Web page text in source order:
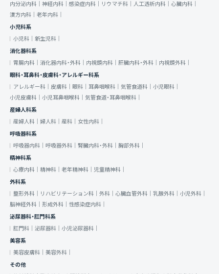
内分泌内科｜ 神経内科｜ 感染症内科｜ リウマチ科｜ 人工透析内科｜ 心臓内科｜
漢方内科｜ 老年内科｜
小児科系
小児科｜ 新生児科｜
消化器科系
胃腸内科｜ 消化器内科・外科｜ 内視鏡内科｜ 肝臓内科・外科｜ 内視鏡外科｜
眼科・耳鼻科・皮膚科・アレルギー科系
アレルギー科｜ 皮膚科｜ 眼科｜ 耳鼻咽喉科｜ 気管食道科｜ 小児眼科｜
小児皮膚科｜ 小児耳鼻咽喉科｜ 気管食道・耳鼻咽喉科｜
産婦人科系
産婦人科｜ 婦人科｜ 産科｜ 女性内科｜
呼吸器科系
呼吸器内科｜ 呼吸器外科｜ 腎臓内科・外科｜ 胸部外科｜
精神科系
心療内科｜ 精神科｜ 老年精神科｜ 児童精神科｜
外科系
整形外科｜
リハビリテーション科｜ 外科｜ 心臓血管外科｜ 乳腺外科｜ 小児外科｜
脳神経外科｜ 形成外科｜ 性感染症内科｜
泌尿器科・肛門科系
肛門科｜ 泌尿器科｜ 小児泌尿器科｜
美容系
美容皮膚科｜ 美容外科｜
その他